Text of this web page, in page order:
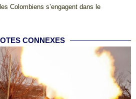
Colombiens s’engagent dans le
CONNEXES